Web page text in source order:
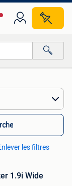
les filtres
1.9i Wide